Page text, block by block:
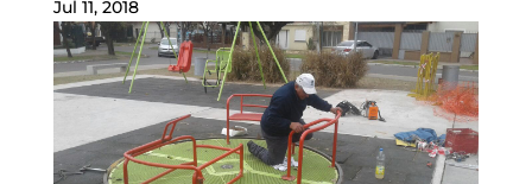
Jul 11, 2018